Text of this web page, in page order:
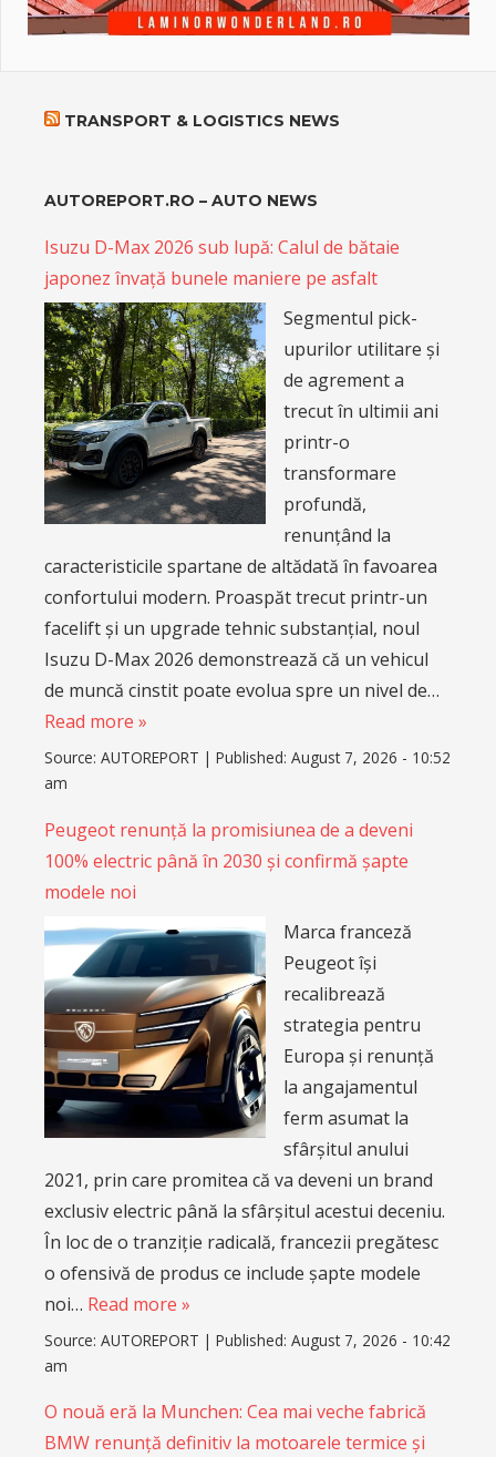
TRANSPORT & LOGISTICS NEWS
AUTOREPORT.RO – AUTO NEWS
Isuzu D-Max 2026 sub lupă: Calul de bătaie
japonez învață bunele maniere pe asfalt
Segmentul pick-
upurilor utilitare și
de agrement a
trecut în ultimii ani
printr-o
transformare
profundă,
renunțând la
caracteristicile spartane de altădată în favoarea
confortului modern. Proaspăt trecut printr-un
facelift și un upgrade tehnic substanțial, noul
Isuzu D-Max 2026 demonstrează că un vehicul
de muncă cinstit poate evolua spre un nivel de…
Read more »
Source: AUTOREPORT | Published: August 7, 2026 - 10:52
am
Peugeot renunță la promisiunea de a deveni
100% electric până în 2030 și confirmă șapte
modele noi
Marca franceză
Peugeot își
recalibrează
strategia pentru
Europa și renunță
la angajamentul
ferm asumat la
sfârșitul anului
2021, prin care promitea că va deveni un brand
exclusiv electric până la sfârșitul acestui deceniu.
În loc de o tranziție radicală, francezii pregătesc
o ofensivă de produs ce include șapte modele
noi… Read more »
Source: AUTOREPORT | Published: August 7, 2026 - 10:42
am
O nouă eră la Munchen: Cea mai veche fabrică
BMW renunță definitiv la motoarele termice și